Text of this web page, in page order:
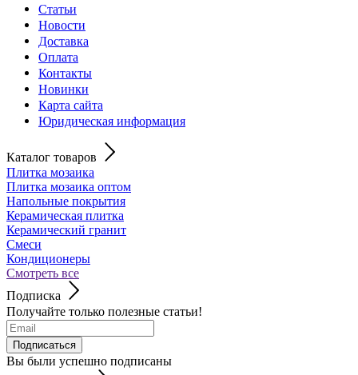
Статьи
Новости
Доставка
Оплата
Контакты
Новинки
Карта сайта
Юридическая информация
Каталог товаров
Плитка мозаика
Плитка мозаика оптом
Напольные покрытия
Керамическая плитка
Керамический гранит
Смеси
Кондиционеры
Смотреть все
Подписка
Получайте только полезные статьи!
Подписаться
Вы были успешно подписаны